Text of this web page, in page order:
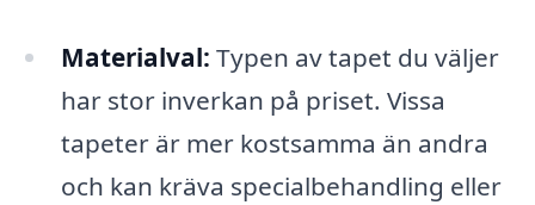
Materialval: Typen av tapet du väljer
har stor inverkan på priset. Vissa
tapeter är mer kostsamma än andra
och kan kräva specialbehandling eller